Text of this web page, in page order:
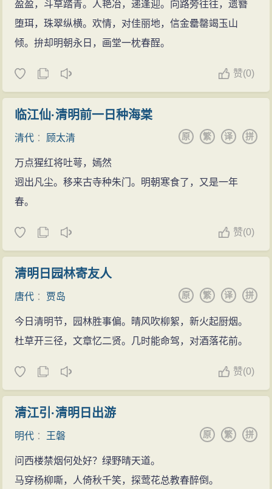
盈盈，斗草踏青。人艳冶，递逢迎。向路旁往往，遗簪
堕珥，珠翠纵横。欢情，对佳丽地，信金罍罄竭玉山
倾。拚却明朝永日，画堂一枕春酲。
赞(0)
临江仙·清明前一日种海棠
清代 ： 顾太清 拼
译
繁
原
万点猩红将吐萼，嫣然
迥出凡尘。移来古寺种朱门。明朝寒食了，又是一年
春。
赞(0)
清明日园林寄友人
唐代 ： 贾岛 拼
译
繁
原
今日清明节，园林胜事偏。晴风吹柳絮，新火起厨烟。
杜草开三径，文章忆二贤。几时能命驾，对酒落花前。
赞(0)
清江引·清明日出游
明代 ： 王磐 拼
繁
原
问西楼禁烟何处好？绿野晴天道。
马穿杨柳嘶，人倚秋千笑，探莺花总教春醉倒。